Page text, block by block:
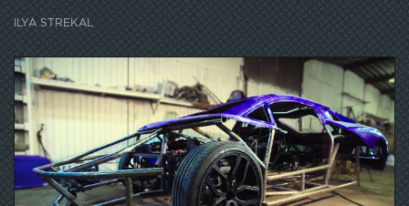
ILYA STREKAL